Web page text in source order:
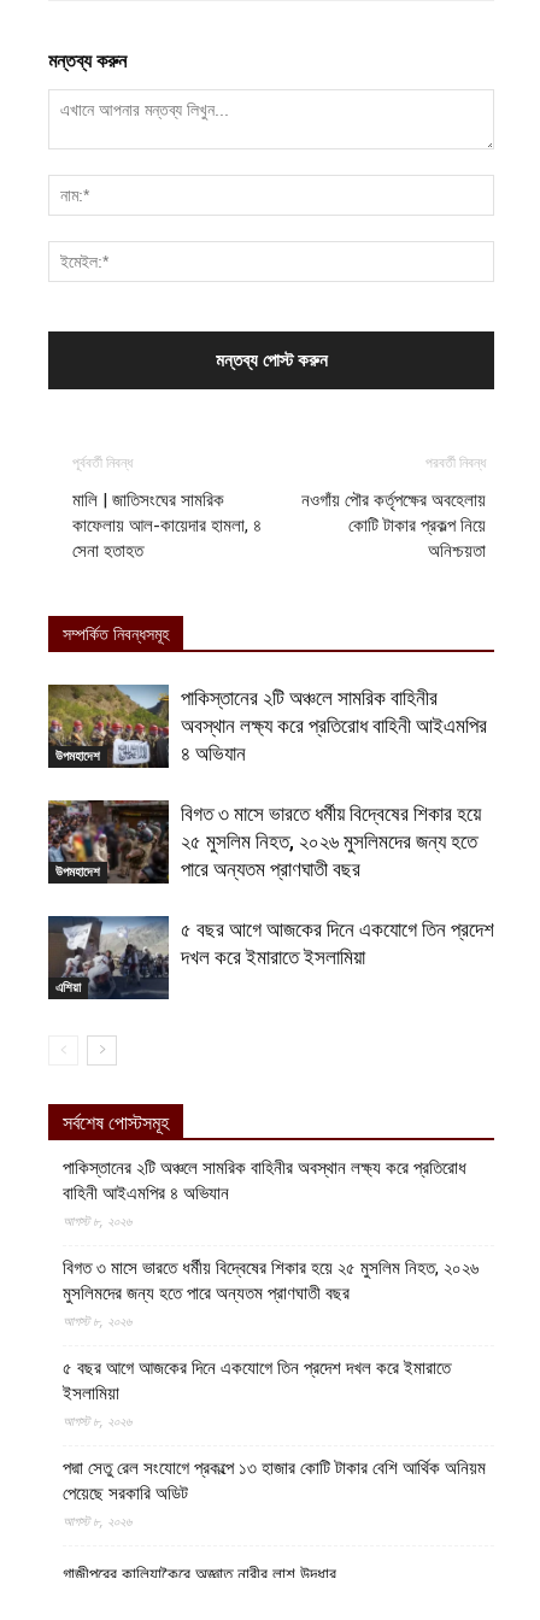
মন্তব্য করুন
পূর্ববর্তী নিবন্ধ
মালি | জাতিসংঘের সামরিক
কাফেলায় আল-কায়েদার হামলা, ৪
সেনা হতাহত
পরবর্তী নিবন্ধ
নওগাঁয় পৌর কর্তৃপক্ষের অবহেলায়
কোটি টাকার প্রকল্প নিয়ে
অনিশ্চয়তা
সম্পর্কিত নিবন্ধসমূহ
উপমহাদেশ
পাকিস্তানের ২টি অঞ্চলে সামরিক বাহিনীর
অবস্থান লক্ষ্য করে প্রতিরোধ বাহিনী আইএমপির
৪ অভিযান
উপমহাদেশ
বিগত ৩ মাসে ভারতে ধর্মীয় বিদ্বেষের শিকার হয়ে
২৫ মুসলিম নিহত, ২০২৬ মুসলিমদের জন্য হতে
পারে অন্যতম প্রাণঘাতী বছর
এশিয়া
৫ বছর আগে আজকের দিনে একযোগে তিন প্রদেশ
দখল করে ইমারাতে ইসলামিয়া
সর্বশেষ পোস্টসমূহ
পাকিস্তানের ২টি অঞ্চলে সামরিক বাহিনীর অবস্থান লক্ষ্য করে প্রতিরোধ
বাহিনী আইএমপির ৪ অভিযান
আগস্ট ৮, ২০২৬
বিগত ৩ মাসে ভারতে ধর্মীয় বিদ্বেষের শিকার হয়ে ২৫ মুসলিম নিহত, ২০২৬
মুসলিমদের জন্য হতে পারে অন্যতম প্রাণঘাতী বছর
আগস্ট ৮, ২০২৬
৫ বছর আগে আজকের দিনে একযোগে তিন প্রদেশ দখল করে ইমারাতে
ইসলামিয়া
আগস্ট ৮, ২০২৬
পদ্মা সেতু রেল সংযোগে প্রকল্পে ১৩ হাজার কোটি টাকার বেশি আর্থিক অনিয়ম
পেয়েছে সরকারি অডিট
আগস্ট ৮, ২০২৬
গাজীপুরের কালিয়াকৈরে অজ্ঞাত নারীর লাশ উদ্ধার